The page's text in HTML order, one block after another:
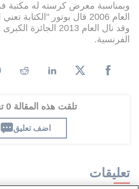
وبمناسبة معرض كرسته له مكتبة
العام 2006 قال بوتور
وقد نال العام 2013
الفرنسية.
تلقت هذه المقالة 0 تعليق
اضف تعليق
تعليقات